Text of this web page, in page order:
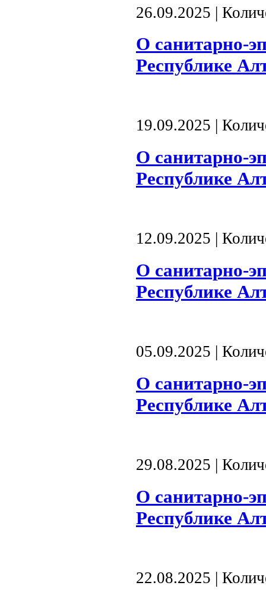
26.09.2025 |
О санитарно-
Республике
19.09.2025 |
О санитарно-
Республике
12.09.2025 |
О санитарно-
Республике
05.09.2025 |
О санитарно-
Республике
29.08.2025 |
О санитарно-
Республике
22.08.2025 |